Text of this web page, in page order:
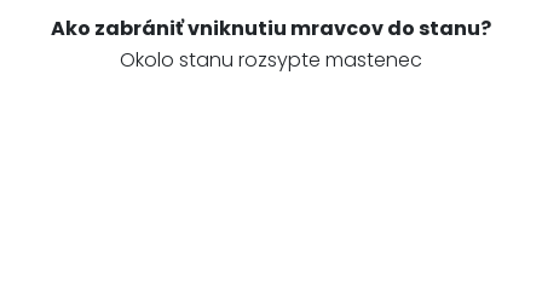
Ako zabrániť vniknutiu mravcov do stanu?
Okolo stanu rozsypte mastenec